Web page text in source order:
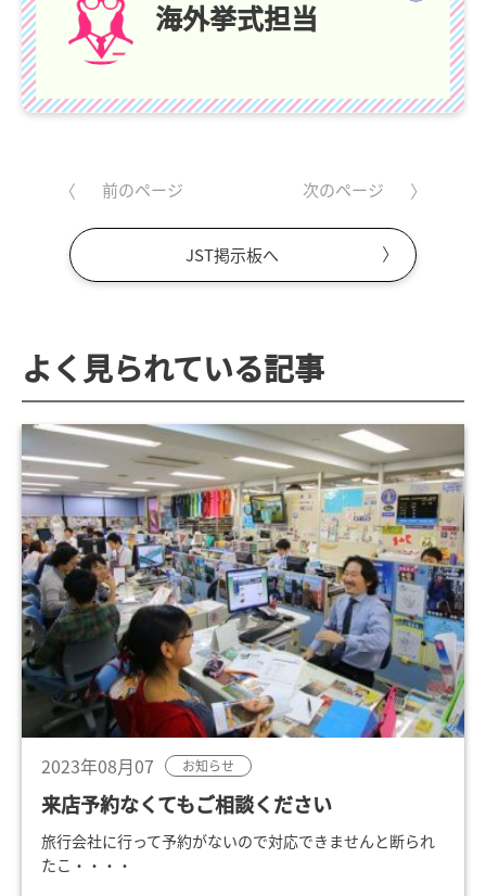
海外挙式担当
前のページ
JST掲示板へ
次のページ
よく見られている記事
2023年08月07 お知らせ
来店予約なくてもご相談ください
旅行会社に行って予約がないので対応できませんと断られ
たこ・・・・